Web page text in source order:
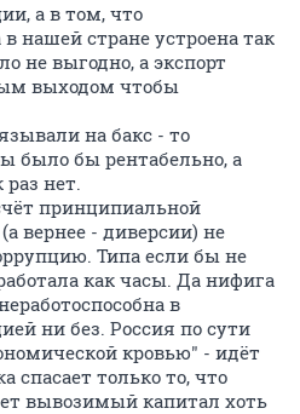
а в том, что
нашей стране устроена так
не выгодно, а экспорт
выходом чтобы
на бакс - то
было бы рентабельно, а
раз нет.
принципиальной
вернее - диверсии) не
Типа если бы не
как часы. Да нифига
в
ни без. Россия по сути
кровью" - идёт
спасает только то, что
вывозимый капитал хоть